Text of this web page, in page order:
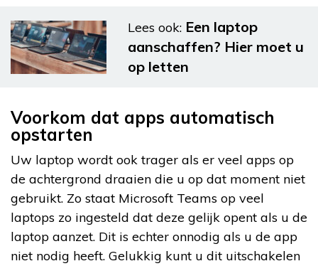
Lees ook: Een laptop
aanschaffen? Hier moet u
op letten
Voorkom dat apps automatisch
opstarten
Uw laptop wordt ook trager als er veel apps op
de achtergrond draaien die u op dat moment niet
gebruikt. Zo staat Microsoft Teams op veel
laptops zo ingesteld dat deze gelijk opent als u de
laptop aanzet. Dit is echter onnodig als u de app
niet nodig heeft. Gelukkig kunt u dit uitschakelen